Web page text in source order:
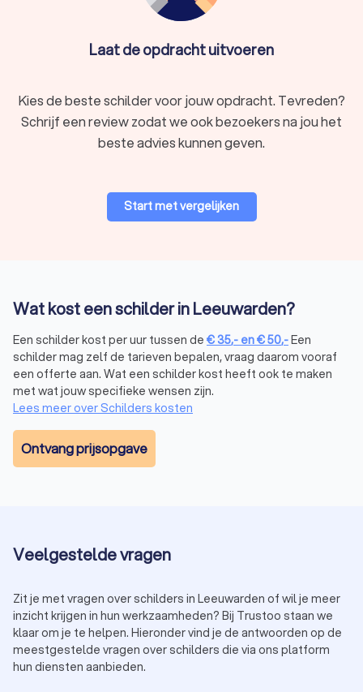
Laat de opdracht uitvoeren
Kies de beste schilder voor jouw opdracht. Tevreden?
Schrijf een review zodat we ook bezoekers na jou het
beste advies kunnen geven.
Start met vergelijken
Wat kost een schilder in Leeuwarden?
Een schilder kost per uur tussen de €35,- en€50,-Een
schilder mag zelf de tarieven bepalen, vraag daarom vooraf
een offerte aan. Wat een schilder kost heeft ook te maken
met wat jouw specifieke wensen zijn.
Lees meer over Schilders kosten
Ontvang prijsopgave
Veelgestelde vragen
Zit je met vragen over schilders in Leeuwarden of wil je meer
inzicht krijgen in hun werkzaamheden? Bij Trustoo staan we
klaar om je te helpen. Hieronder vind je de antwoorden op de
meestgestelde vragen over schilders die via ons platform
hun diensten aanbieden.